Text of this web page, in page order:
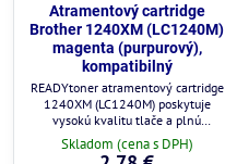
Atramentový cartridge
Brother 1240XM (LC1240M)
magenta (purpurový),
kompatibilný
READYtoner atramentový cartridge
1240XM (LC1240M) poskytuje
vysokú kvalitu tlače a plnú
kompatibilitu s tlačiarňami Brother.
Skladom (cena s DPH)